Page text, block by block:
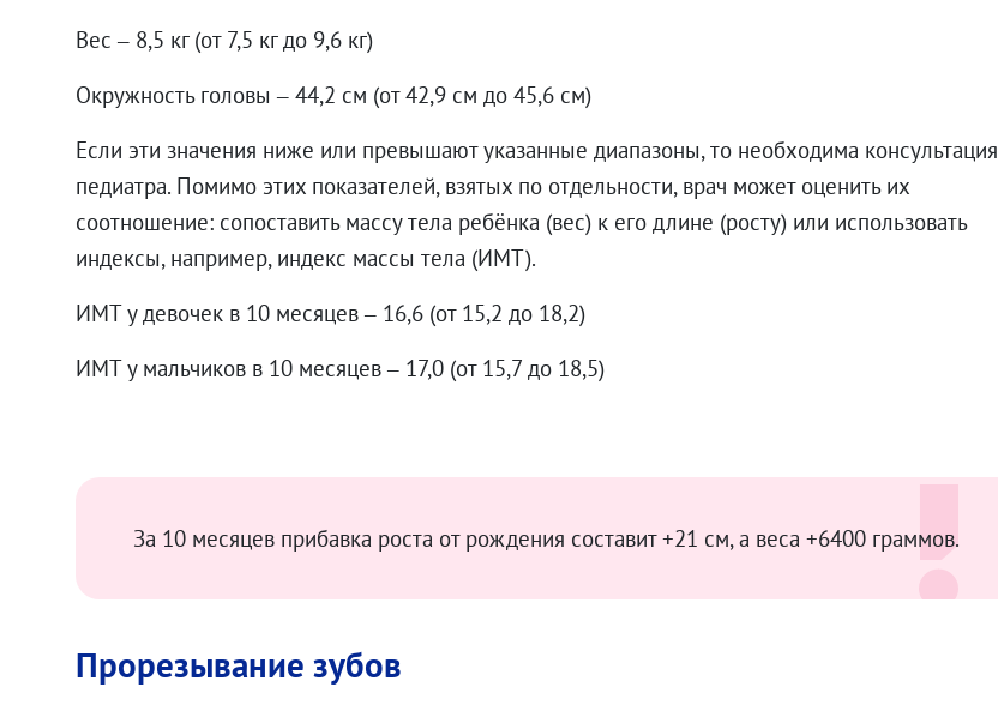
Вес – 8,5 кг (от 7,5 кг до 9,6 кг)
Окружность головы – 44,2 см (от 42,9 см до 45,6 см)
Если эти значения ниже или превышают указанные диапазоны, то необходима консультация
педиатра. Помимо этих показателей, взятых по отдельности, врач может оценить их
соотношение: сопоставить массу тела ребёнка (вес) к его длине (росту) или использовать
индексы, например, индекс массы тела (ИМТ).
ИМТ у девочек в 10 месяцев – 16,6 (от 15,2 до 18,2)
ИМТ у мальчиков в 10 месяцев – 17,0 (от 15,7 до 18,5)
За 10 месяцев прибавка роста от рождения составит +21 см, а веса +6400 граммов.
Прорезывание зубов